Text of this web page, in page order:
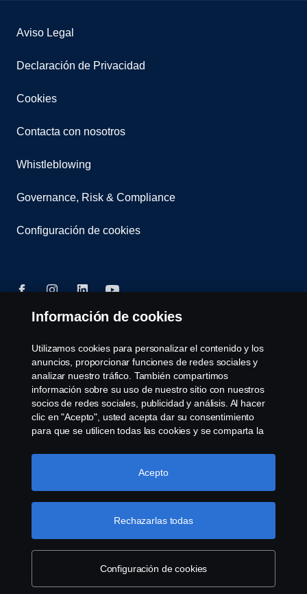
Aviso Legal
Declaración de Privacidad
Cookies
Contacta con nosotros
Whistleblowing
Governance, Risk & Compliance
Configuración de cookies
© Copyright Scania 2025 All rights reserved. Scania
CV AB (publ), SE-151 87 Södertälje, Sweden, Tel:
+46-8-55 38 10 00, Fax: +46-8-55 38 10 37.
Información de cookies
Utilizamos cookies para personalizar el contenido y los
anuncios, proporcionar funciones de redes sociales y
analizar nuestro tráfico. También compartimos
información sobre su uso de nuestro sitio con nuestros
socios de redes sociales, publicidad y análisis. Al hacer
clic en "Acepto", usted acepta dar su consentimiento
para que se utilicen todas las cookies y se comparta la
haciendo clic en "Configuración de cookies" y
seleccionando las categorías que desea aceptar. Para
Más información sobre su privacidad
Configuración de cookies
Rechazarlas todas
Acepto